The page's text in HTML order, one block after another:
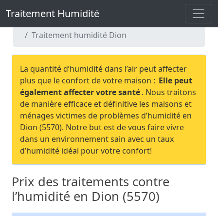
Traitement Humidité
Traitement Humidité
Traitement humidité Dion
La quantité d’humidité dans l’air peut affecter
plus que le confort de votre maison : Elle peut
également affecter votre santé. Nous traitons
de manière efficace et définitive les maisons et
ménages victimes de problèmes d’humidité en
Dion (5570). Notre but est de vous faire vivre
dans un environnement sain avec un taux
d’humidité idéal pour votre confort!
Prix des traitements contre
l’humidité en Dion (5570)